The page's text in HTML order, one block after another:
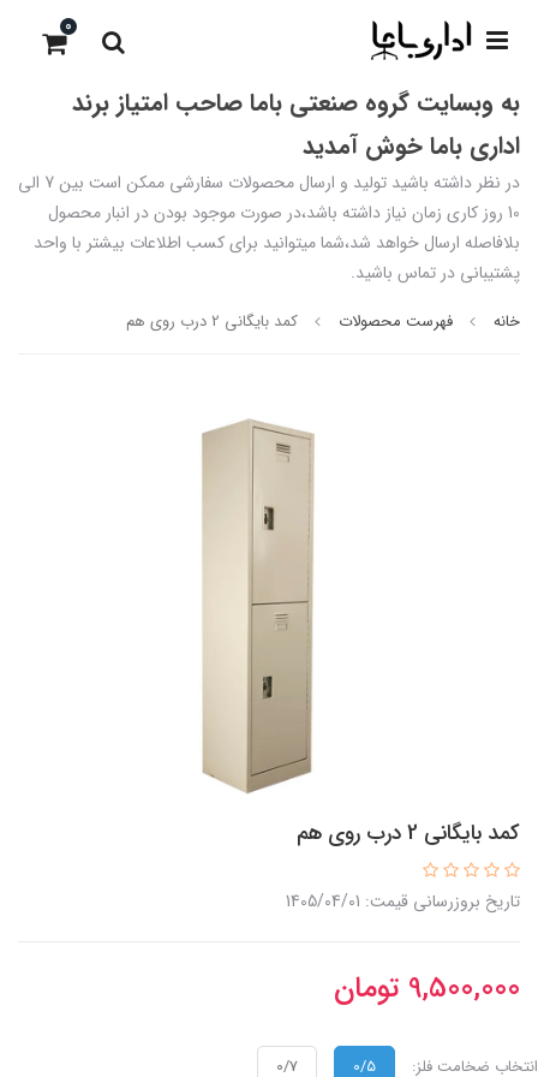
به وبسایت گروه صنعتی باما صاحب امتیاز برند
اداری باما خوش آمدید
در نظر داشته باشید تولید و ارسال محصولات سفارشی ممکن است بین 7 الی
10 روز کاری زمان نیاز داشته باشد،در صورت موجود بودن در انبار محصول
بلافاصله ارسال خواهد شد،شما میتوانید برای کسب اطلاعات بیشتر با واحد
پشتیبانی در تماس باشید.
0
خانه فهرست محصولات کمد بایگانی 2 درب روی هم
کمد بایگانی 2 درب روی هم
تاریخ بروزرسانی قیمت: 1405/04/01
9,500,000 تومان
انتخاب ضخامت فلز: 0/5
0/7